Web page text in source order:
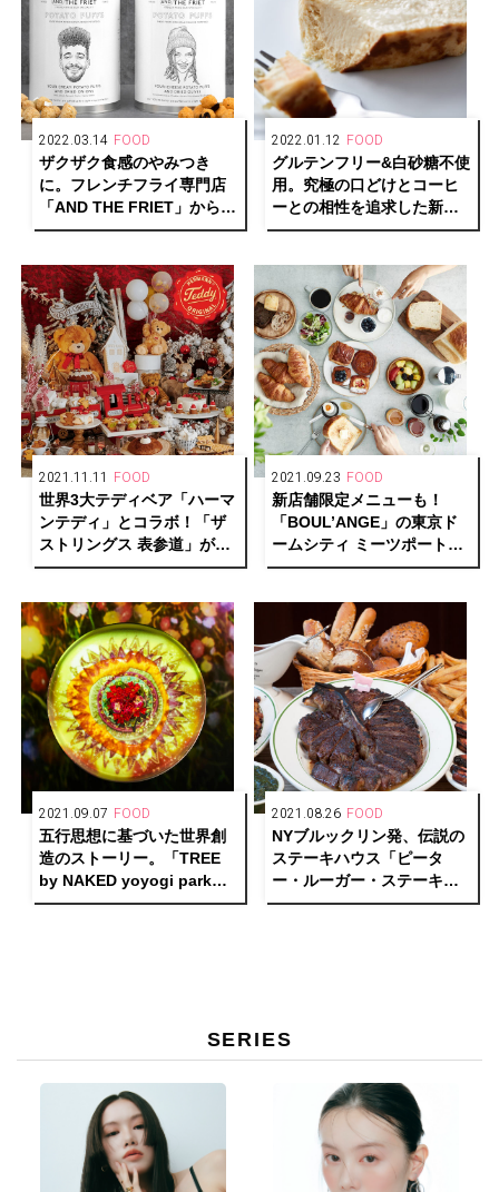
2022.03.14 FOOD
ザクザク食感のやみつき
に。フレンチフライ専門店
「AND THE FRIET」から待
望の新作スナックがお目見
2022.01.12 FOOD
グルテンフリー&白砂糖不使
用。究極の口どけとコーヒ
ーとの相性を追求した新た
なチーズケーキ「HOC」が
2021.11.11 FOOD
世界3大テディベア「ハーマ
ンテディ」とコラボ！「ザ
ストリングス 表参道」がク
リスマス スイーツビュッフ
2021.09.23 FOOD
新店舗限定メニューも！
「BOUL’ANGE」の東京ド
ームシティ ミーツポート店
がグランドオープン。
2021.09.07 FOOD
五行思想に基づいた世界創
造のストーリー。「TREE
by NAKED yoyogi park」
でアートディナーコース
2021.08.26 FOOD
NYブルックリン発、伝説の
ステーキハウス「ピータ
ー・ルーガー・ステーキハ
ウス」が恵比寿に上陸！
SERIES